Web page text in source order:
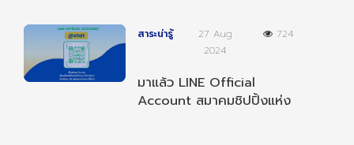
สาระน่ารู้
27 Aug
2024
724
มาแล้ว LINE Official
Account สมาคมชิปปิ้งแห่ง